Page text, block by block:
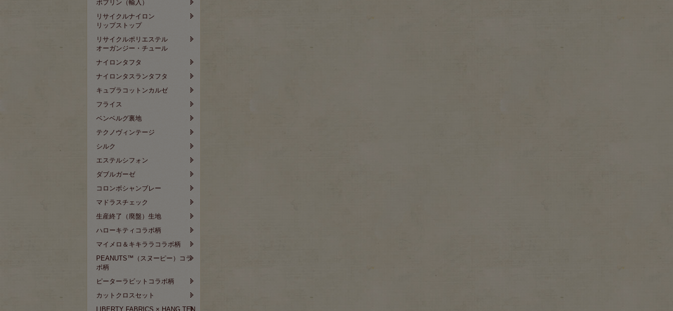
ポプリン（輸入）
リサイクルナイロン
リップストップ
リサイクルポリエステル
オーガンジー・チュール
ナイロンタフタ
ナイロンタスランタフタ
キュプラコットンカルゼ
フライス
ベンベルグ裏地
テクノヴィンテージ
シルク
エステルシフォン
ダブルガーゼ
コロンボシャンブレー
マドラスチェック
生産終了（廃盤）生地
ハローキティコラボ柄
マイメロ＆キキララコラボ柄
PEANUTS™（スヌーピー）コラ
ボ柄
ピーターラビットコラボ柄
カットクロスセット
LIBERTY FABRICS × HANG TEN